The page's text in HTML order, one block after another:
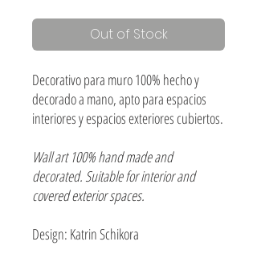
Out of Stock
Decorativo para muro 100% hecho y
decorado a mano, apto para espacios
interiores y espacios exteriores cubiertos.
Wall art 100% hand made and
decorated. Suitable for interior and
covered exterior spaces.
Design: Katrin Schikora